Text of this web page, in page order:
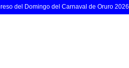
del Domingo del Carnaval de Oruro 2026